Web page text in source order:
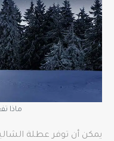
ماذا
يمكن أن توفر عطلة